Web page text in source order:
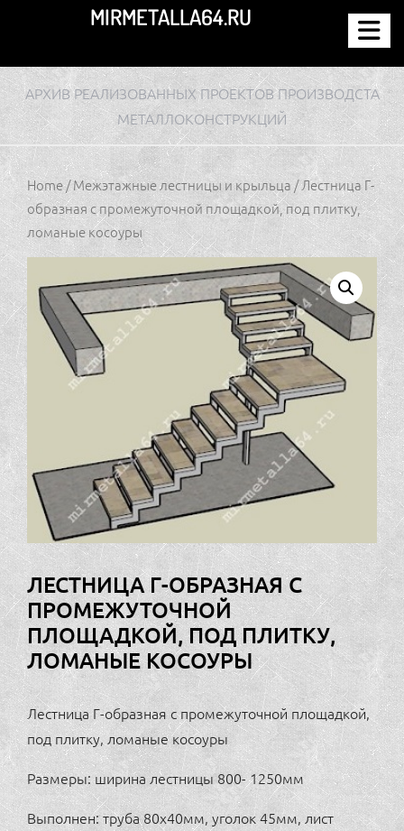
содержимому
MIRMETALLA64.RU
АРХИВ РЕАЛИЗОВАННЫХ ПРОЕКТОВ ПРОИЗВОДСТА
МЕТАЛЛОКОНСТРУКЦИЙ
Home/Межэтажные лестницы и крыльца / Лестница Г-
образная с промежуточной площадкой, под плитку,
ломаные косоуры
ЛЕСТНИЦА Г-ОБРАЗНАЯ С
ПРОМЕЖУТОЧНОЙ
ПЛОЩАДКОЙ, ПОД ПЛИТКУ,
ЛОМАНЫЕ КОСОУРЫ
Лестница Г-образная с промежуточной площадкой,
под плитку, ломаные косоуры
Размеры: ширина лестницы 800- 1250мм
Выполнен: труба 80х40мм, уголок 45мм, лист